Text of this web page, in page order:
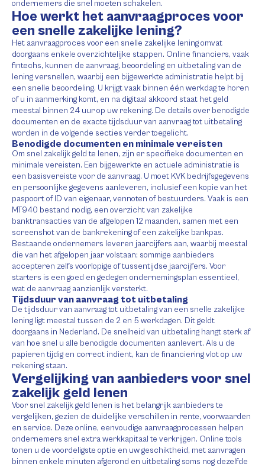
ondernemers die snel moeten schakelen.
Hoe werkt het aanvraagproces voor
een snelle zakelijke lening?
Het aanvraagproces voor een snelle zakelijke lening omvat
doorgaans enkele overzichtelijke stappen. Online financiers, vaak
fintechs, kunnen de aanvraag, beoordeling en uitbetaling van de
lening versnellen, waarbij een bijgewerkte administratie helpt bij
een snelle beoordeling. U krijgt vaak binnen één werkdag te horen
of u in aanmerking komt, en na digitaal akkoord staat het geld
meestal binnen 24 uur op uw rekening. De details over benodigde
documenten en de exacte tijdsduur van aanvraag tot uitbetaling
worden in de volgende secties verder toegelicht.
Benodigde documenten en minimale vereisten
Om snel zakelijk geld te lenen, zijn er specifieke documenten en
minimale vereisten. Een bijgewerkte en actuele administratie is
een basisvereiste voor de aanvraag. U moet KVK bedrijfsgegevens
en persoonlijke gegevens aanleveren, inclusief een kopie van het
paspoort of ID van eigenaar, vennoten of bestuurders. Vaak is een
MT940 bestand nodig, een overzicht van zakelijke
banktransacties van de afgelopen 12 maanden, samen met een
screenshot van de bankrekening of een zakelijke bankpas.
Bestaande ondernemers leveren jaarcijfers aan, waarbij meestal
die van het afgelopen jaar volstaan; sommige aanbieders
accepteren zelfs voorlopige of tussentijdse jaarcijfers. Voor
starters is een goed en gedegen ondernemingsplan essentieel,
wat de aanvraag aanzienlijk versterkt.
Tijdsduur van aanvraag tot uitbetaling
De tijdsduur van aanvraag tot uitbetaling van een snelle zakelijke
lening ligt meestal tussen de 2 en 5 werkdagen. Dit geldt
doorgaans in Nederland. De snelheid van uitbetaling hangt sterk af
van hoe snel u alle benodigde documenten aanlevert. Als u de
papieren tijdig en correct indient, kan de financiering vlot op uw
rekening staan.
Vergelijking van aanbieders voor snel
zakelijk geld lenen
Voor snel zakelijk geld lenen is het belangrijk aanbieders te
vergelijken, gezien de duidelijke verschillen in rente, voorwaarden
en service. Deze online, eenvoudige aanvraagprocessen helpen
ondernemers snel extra werkkapitaal te verkrijgen. Online tools
tonen u de voordeligste optie en uw geschiktheid, met aanvragen
binnen enkele minuten afgerond en uitbetaling soms nog dezelfde